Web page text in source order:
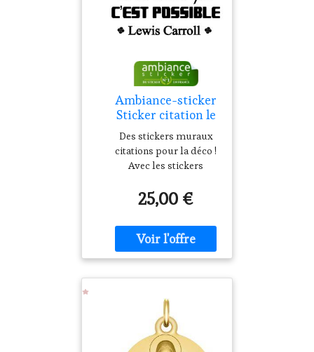
Ambiance-sticker
Sticker citation le
meilleur moyen de
réaliser ... - Lewis
Carroll
Des stickers muraux
citations pour la déco !
Avec les stickers
citation le meilleur
moyen de réaliser ... -
Lewis Carroll, vous
pourrez enfin décorer
l'intérieur de votre
Apportez plus de
sagesse dans votre
maison avec ce sticker
Le meil
25,00 €